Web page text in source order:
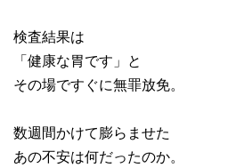
検査結果は
「健康な胃です」と
その場ですぐに無罪放免。
数週間かけて膨らませた
あの不安は何だったのか。